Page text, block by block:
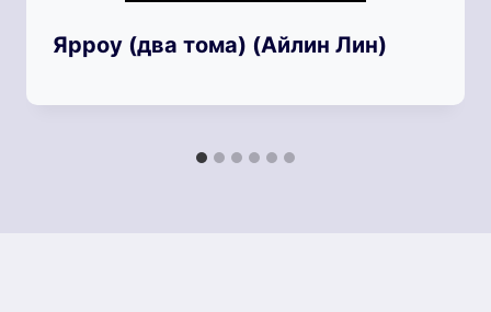
Ярроу (два тома) (Айлин Лин)